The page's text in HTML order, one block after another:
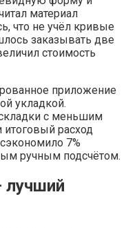
материал
что не учёл кривые
заказывать две
стоимость
приложение
укладкой.
с меньшим
итоговый расход
7%
ручным подсчётом.
лучший